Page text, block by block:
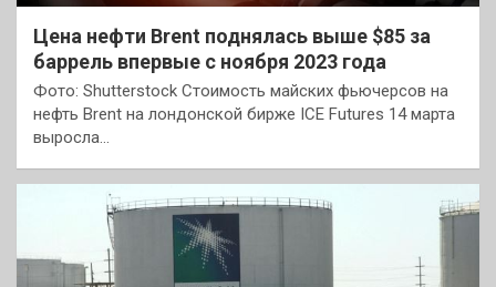
Цена нефти Brent поднялась выше $85 за
баррель впервые с ноября 2023 года
Фото: Shutterstock Стоимость майских фьючерсов на
нефть Brent на лондонской бирже ICE Futures 14 марта
выросла…